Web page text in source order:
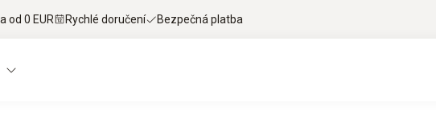
od 0 EUR Rychlé doručení Bezpečná platba